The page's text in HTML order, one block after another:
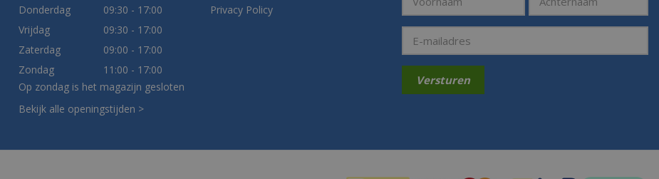
Donderdag
09:30 - 17:00
Vrijdag
09:30 - 17:00
Zaterdag
09:00 - 17:00
Zondag
11:00 - 17:00
Op zondag is het magazijn gesloten
Bekijk alle openingstijden >
Privacy Policy